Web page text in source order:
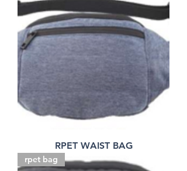
RPET WAIST BAG
rpet bag